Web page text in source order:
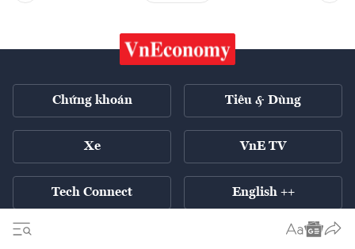
Chứng khoán Tiêu & Dùng
Xe VnE TV
Tech Connect English ++